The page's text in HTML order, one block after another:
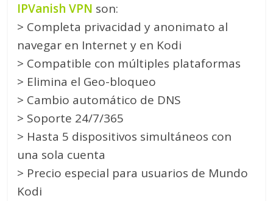
IPVanish VPN son:
> Completa privacidad y anonimato al
navegar en Internet y en Kodi
> Compatible con múltiples plataformas
> Elimina el Geo-bloqueo
> Cambio automático de DNS
> Soporte 24/7/365
> Hasta 5 dispositivos simultáneos con
una sola cuenta
> Precio especial para usuarios de Mundo
Kodi